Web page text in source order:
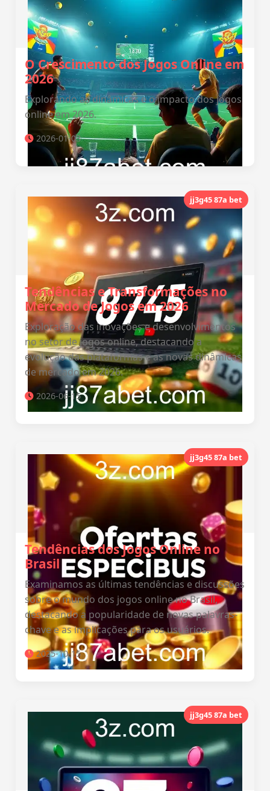
O Crescimento dos Jogos Online em
2026
Explorando as dinâmicas e o impacto dos jogos
online em 2026.
2026-01-03
jj3g45 87a bet
Tendências e Transformações no
Mercado de Jogos em 2026
Exploração das inovações e desenvolvimentos
no setor de jogos online, destacando a
evolução das plataformas e as novas dinâmicas
de mercado em 2026.
2026-06-15
jj3g45 87a bet
Tendências dos Jogos Online no
Brasil
Examinamos as últimas tendências e discussões
sobre o mundo dos jogos online no Brasil,
destacando a popularidade de novas palavras-
chave e as implicações para os usuários.
2025-10-15
jj3g45 87a bet